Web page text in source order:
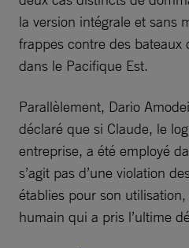
la version intégrale et sans
frappes contre des bateaux
dans le Pacifique Est.
Parallèlement, Dario
déclaré que si Claude, le
entreprise, a été employé
s’agit pas d’une violation
établies pour son
humain qui a pris l’ultime